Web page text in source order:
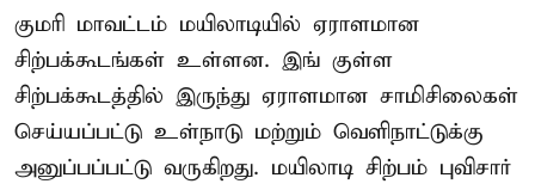
குமரி மாவட்டம் மயிலாடியில் ஏராளமான
சிற்பக்கூடங்கள் உள்ளன. இங் குள்ள
சிற்பக்கூடத்தில் இருந்து ஏராளமான சாமிசிலைகள்
செய்யப்பட்டு உள்நாடு மற்றும் வெளிநாட்டுக்கு
அனுப்பப்பட்டு வருகிறது. மயிலாடி சிற்பம் புவிசார்